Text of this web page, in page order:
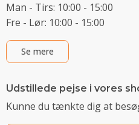
Man - Tirs: 10:00 - 15:00
Fre - Lør: 10:00 - 15:00
Se mere
Udstillede pejse i vores
Kunne du tænkte dig at